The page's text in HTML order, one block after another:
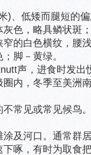
)、低矮而腿短的
色，略具鳞状斑
窄的白色横纹，腰
脚－黄绿。
声，进食时发出
内，冬季至美洲
常见或常见候鸟
及河口。通常群
啄，有时为取食